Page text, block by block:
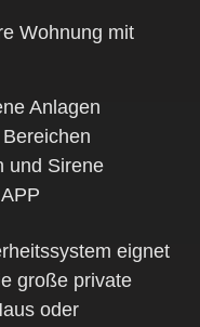
Wohnung mit
Anlagen
und Sirene
eignet
große private
oder